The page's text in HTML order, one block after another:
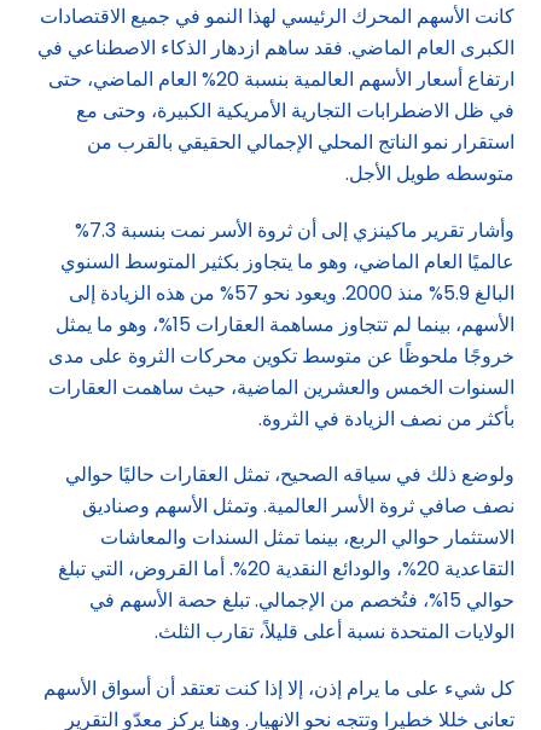
كانت الأسهم المحرك الرئيسي لهذا النمو في جميع الاقتصادات
الكبرى العام الماضي. فقد ساهم ازدهار الذكاء الاصطناعي في
ارتفاع أسعار الأسهم العالمية بنسبة 20% العام الماضي، حتى
في ظل الاضطرابات التجارية الأمريكية الكبيرة، وحتى مع
استقرار نمو الناتج المحلي الإجمالي الحقيقي بالقرب من
متوسطه طويل الأجل.
وأشار تقرير ماكينزي إلى أن ثروة الأسر نمت بنسبة 7.3%
عالميًا العام الماضي، وهو ما يتجاوز بكثير المتوسط السنوي
البالغ 5.9% منذ 2000. ويعود نحو 57% من هذه الزيادة إلى
الأسهم، بينما لم تتجاوز مساهمة العقارات 15%، وهو ما يمثل
خروجًا ملحوظًا عن متوسط تكوين محركات الثروة على مدى
السنوات الخمس والعشرين الماضية، حيث ساهمت العقارات
بأكثر من نصف الزيادة في الثروة.
ولوضع ذلك في سياقه الصحيح، تمثل العقارات حاليًا حوالي
نصف صافي ثروة الأسر العالمية. وتمثل الأسهم وصناديق
الاستثمار حوالي الربع، بينما تمثل السندات والمعاشات
التقاعدية 20%، والودائع النقدية 20%. أما القروض، التي تبلغ
حوالي 15%، فتُخصم من الإجمالي. تبلغ حصة الأسهم في
الولايات المتحدة نسبة أعلى قليلاً، تقارب الثلث.
كل شيء على ما يرام إذن، إلا إذا كنت تعتقد أن أسواق الأسهم
تعاني خللا خطيرا وتتجه نحو الانهيار. وهنا يركز معدّو التقرير